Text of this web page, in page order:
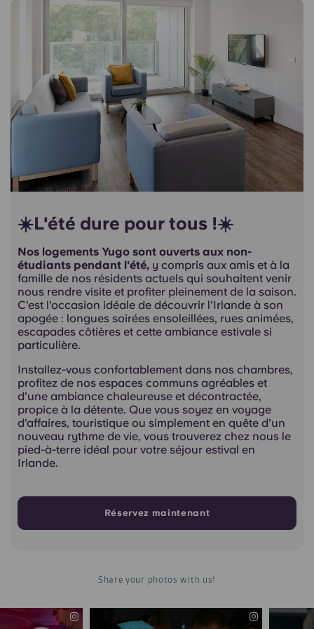
☀️L'été dure pour tous !☀️
Nos logements Yugo sont ouverts aux non-
étudiants pendant l'été, y compris aux amis et à la
famille de nos résidents actuels qui souhaitent venir
nous rendre visite et profiter pleinement de la saison.
C'est l'occasion idéale de découvrir l'Irlande à son
apogée : longues soirées ensoleillées, rues animées,
escapades côtières et cette ambiance estivale si
particulière.
Installez-vous confortablement dans nos chambres,
profitez de nos espaces communs agréables et
d'une ambiance chaleureuse et décontractée,
propice à la détente. Que vous soyez en voyage
d'affaires, touristique ou simplement en quête d'un
nouveau rythme de vie, vous trouverez chez nous le
pied-à-terre idéal pour votre séjour estival en
Irlande.
Réservez maintenant